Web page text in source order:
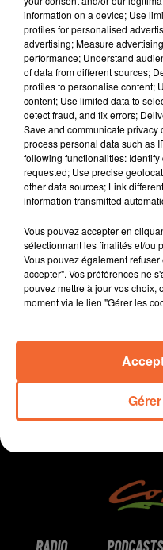
3 janvier 2022 - 14 min
JOURNAL DU LUNDI 03
Fabien Gazeau
L'info près de chez vous
Présenté par Fabien
- La FSU principal
un report de la rentrée
- Dans le Thouarsais,
carriole tractée par un
- L'EFS propose un
- Enfin, le mystère
0:00
RADIO PODCASTS
information on a device; Use
profiles for personalised
advertising; Measure
performance; Understand
of data from different sources;
profiles to personalise content;
content; Use limited data to
detect fraud, and fix errors;
Save and communicate
process personal data such as
following functionalities:
requested; Use precise
other data sources; Link
information transmitted
Vous pouvez accepter en
sélectionnant les finalités et/ou
Vous pouvez également
accepter". Vos préférences ne
pouvez mettre à jour vos choix,
moment via le lien "Gérer les